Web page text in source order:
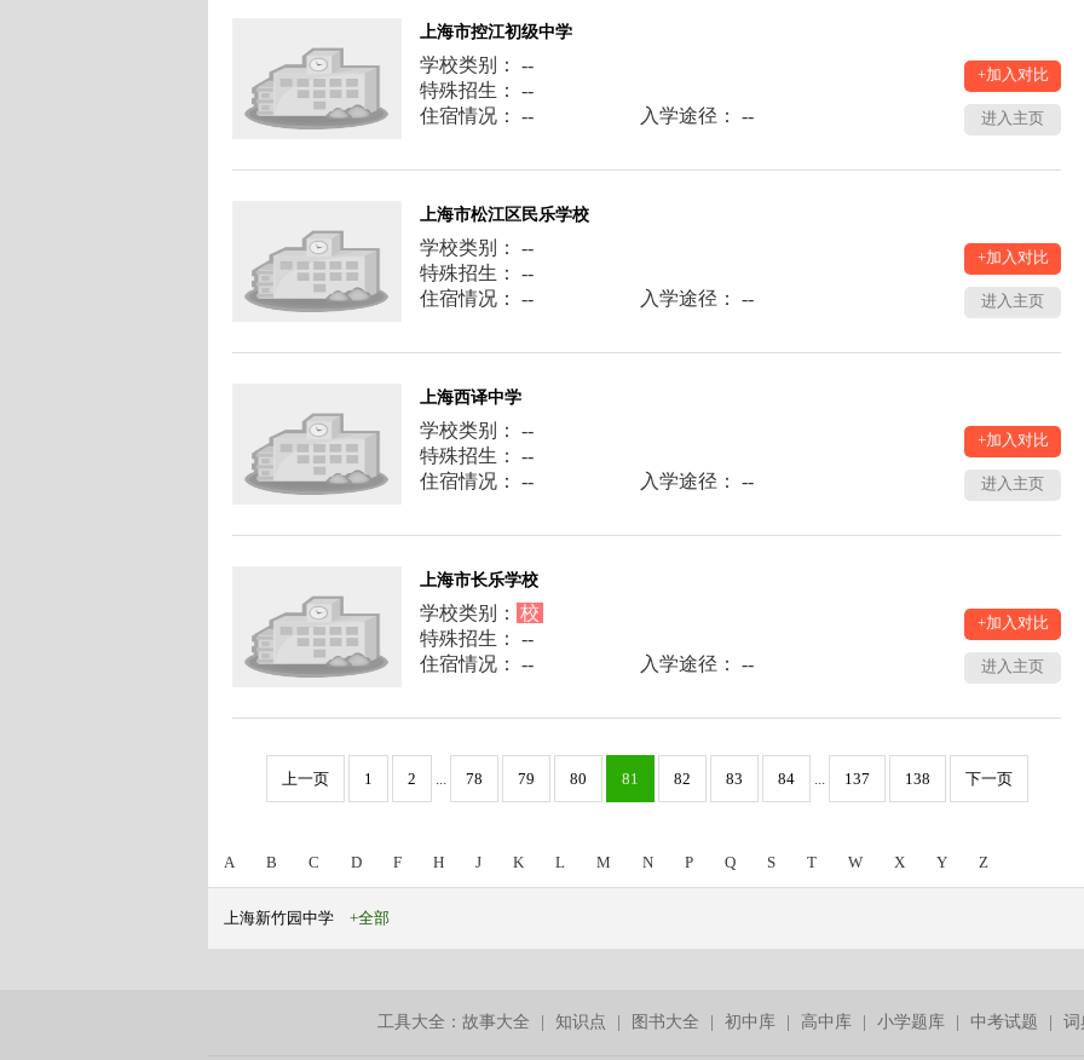
上海市控江初级中学
学校类别： --
特殊招生： --
住宿情况： --
入学途径： --
+加入对比
进入主页
上海市松江区民乐学校
学校类别： --
特殊招生： --
住宿情况： --
入学途径： --
+加入对比
进入主页
上海西译中学
学校类别： --
特殊招生： --
住宿情况： --
入学途径： --
+加入对比
进入主页
上海市长乐学校
学校类别： 校
特殊招生： --
住宿情况： --
入学途径： --
+加入对比
进入主页
上一页 1 2 ... 78 79 80 81 82 83 84 ... 137 138 下一页
A B C D F H J K L M N P Q S T W X Y Z
上海新竹园中学 +全部
工具大全： 故事大全 知识点 图书大全 初中库| 高中库| 小学题库| 中考试题 词